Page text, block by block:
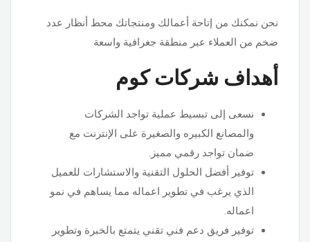
نحن نمكنك من إتاحة أعمالك ومنتجاتك محط أنظار عدد
ضخم من العملاء عبر منطقة جغرافية واسعة
أهداف شركات كوم
نسعى إلى تبسيط عملية تواجد الشركات
والمصانع الكبيره والصغيرة على الإنترنت مع
ضمان تواجد رقمي مميز.
توفير أفضل الحلول التقنية والاستشارات للعميل
الذي يرغب في تطوير اعماله مما يساهم في نمو
اعماله.
توفير فريق دعم فني تقني يتمتع بالخبرة وتطوير